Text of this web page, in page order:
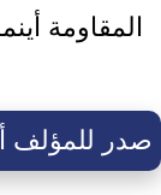
المقاومة
صدر للمؤلف